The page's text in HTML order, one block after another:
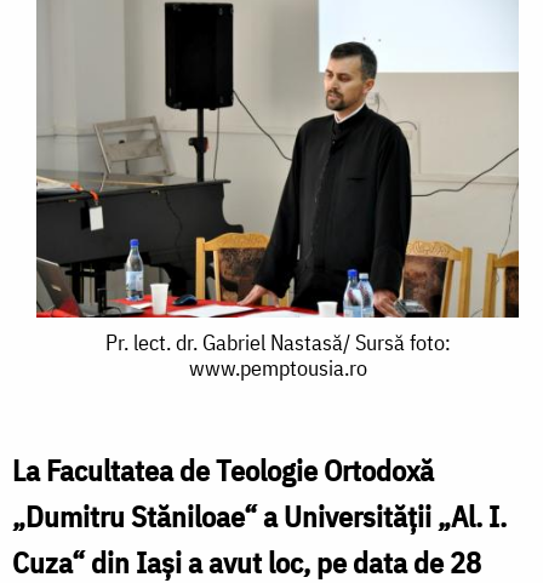
Gabriel
Nastasă/
Sursă
Pr. lect. dr. Gabriel Nastasă/ Sursă foto:
www.pemptousia.ro
La Facultatea de Teologie Ortodoxă
„Dumitru Stăniloae“ a Universităţii „Al. I.
Cuza“ din Iaşi a avut loc, pe data de 28